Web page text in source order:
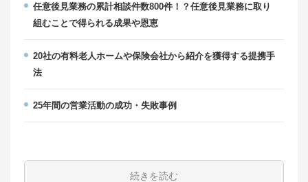
任意後見業務の累計相談件数800件！？任意後見業務に取り
組むことで得られる成果や恩恵
20社の有料老人ホームや保険会社から紹介を獲得する提携手
法
25年間の営業活動の成功・失敗事例
続きを読む